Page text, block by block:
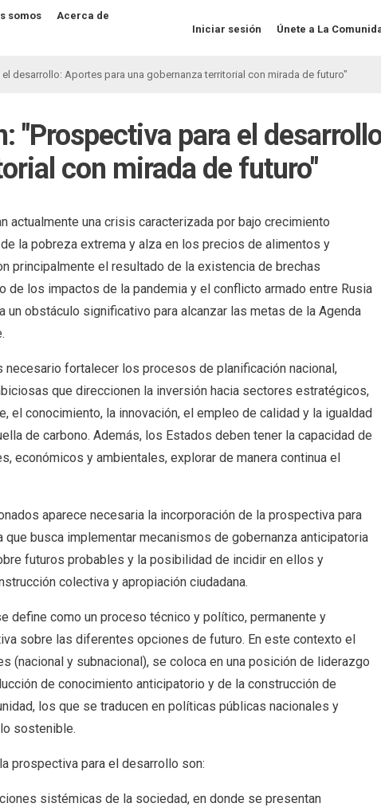
somos Acerca de
Iniciar sesión Únete a La
desarrollo: Aportes para una gobernanza territorial con mirada de futuro"
"Prospectiva para el
con mirada de futuro"
actualmente una crisis caracterizada por bajo crecimiento
la pobreza extrema y alza en los precios de alimentos y
principalmente el resultado de la existencia de brechas
de los impactos de la pandemia y el conflicto armado entre Rusia
un obstáculo significativo para alcanzar las metas de la Agenda
necesario fortalecer los procesos de planificación nacional,
que direccionen la inversión hacia sectores estratégicos,
el conocimiento, la innovación, el empleo de calidad y la igualdad
de carbono. Además, los Estados deben tener la capacidad de
económicos y ambientales, explorar de manera continua el
aparece necesaria la incorporación de la prospectiva para
que busca implementar mecanismos de gobernanza anticipatoria
futuros probables y la posibilidad de incidir en ellos y
colectiva y apropiación ciudadana.
define como un proceso técnico y político, permanente y
sobre las diferentes opciones de futuro. En este contexto el
(nacional y subnacional), se coloca en una posición de liderazgo
de conocimiento anticipatorio y de la construcción de
los que se traducen en políticas públicas nacionales y
sostenible.
prospectiva para el desarrollo son:
sistémicas de la sociedad, en donde se presentan